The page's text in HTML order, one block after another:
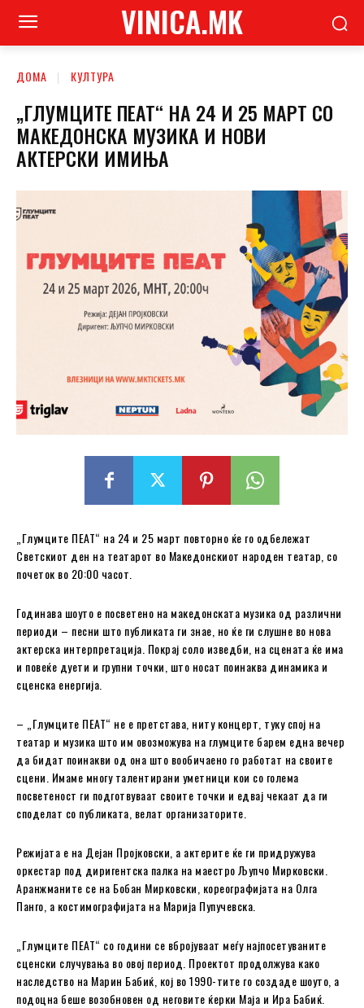
VINICA.MK
ДОМА КУЛТУРА
„ГЛУМЦИТЕ ПЕАТ“ НА 24 И 25 МАРТ СО
МАКЕДОНСКА МУЗИКА И НОВИ
АКТЕРСКИ ИМИЊА
„Глумците ПЕАТ“ на 24 и 25 март повторно ќе го одбележат
Светскиот ден на театарот во Македонскиот народен театар, со
почеток во 20:00 часот.
Годинава шоуто е посветено на македонската музика од различни
периоди – песни што публиката ги знае, но ќе ги слушне во нова
актерска интерпретација. Покрај соло изведби, на сцената ќе има
и повеќе дуети и групни точки, што носат поинаква динамика и
сценска енергија.
– „Глумците ПЕАТ“ не е претстава, ниту концерт, туку спој на
театар и музика што им овозможува на глумците барем една вечер
да бидат поинакви од она што вообичаено го работат на своите
сцени. Имаме многу талентирани уметници кои со голема
посветеност ги подготвуваат своите точки и едвај чекаат да ги
споделат со публиката, велат организаторите.
Режијата е на Дејан Пројковски, а актерите ќе ги придружува
оркестар под диригентска палка на маестро Љупчо Мирковски.
Аранжманите се на Бобан Мирковски, кореографијата на Олга
Панго, а костимографијата на Марија Пупучевска.
„Глумците ПЕАТ“ со години се вбројуваат меѓу најпосетуваните
сценски случувања во овој период. Проектот продолжува како
наследство на Марин Бабиќ, кој во 1990-тите го создаде шоуто, а
подоцна беше возобновен од неговите ќерки Маја и Ира Бабиќ.